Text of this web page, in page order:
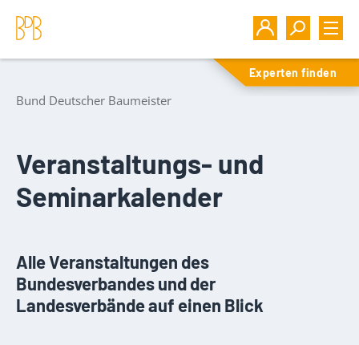
Experten finden
Bund Deutscher Baumeister
Veranstaltungs- und
Seminarkalender
Alle Veranstaltungen des
Bundesverbandes und der
Landesverbände auf einen Blick